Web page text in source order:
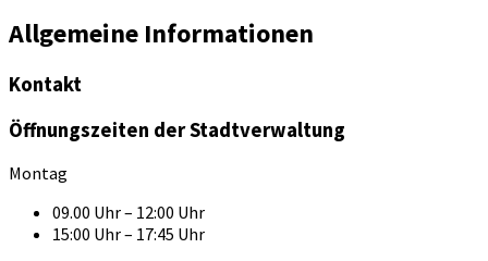
Allgemeine Informationen
Kontakt
Öffnungszeiten der Stadtverwaltung
Montag
09.00 Uhr – 12:00 Uhr
15:00 Uhr – 17:45 Uhr